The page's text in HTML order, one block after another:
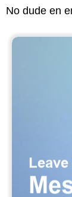
No dude en